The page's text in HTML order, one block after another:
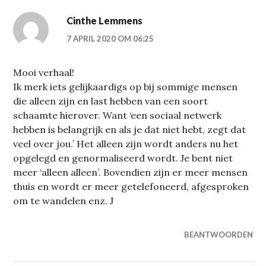
Cinthe Lemmens
7 APRIL 2020 OM 06:25
Mooi verhaal!
Ik merk iets gelijkaardigs op bij sommige mensen
die alleen zijn en last hebben van een soort
schaamte hierover. Want ‘een sociaal netwerk
hebben is belangrijk en als je dat niet hebt, zegt dat
veel over jou.’ Het alleen zijn wordt anders nu het
opgelegd en genormaliseerd wordt. Je bent niet
meer ‘alleen alleen’. Bovendien zijn er meer mensen
thuis en wordt er meer getelefoneerd, afgesproken
om te wandelen enz. J
BEANTWOORDEN